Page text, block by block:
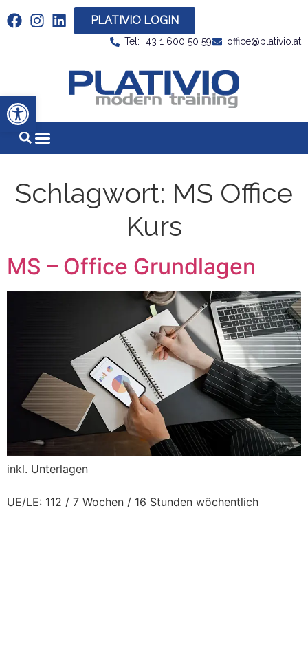
Werkzeugleiste öffnen
Link zu https://www.linkedin.com/company/
PLATIVIO LOGIN
Tel: +43 1 600 50 59 office@plativio.at
Link zu
Schlagwort: MS Office
Kurs
MS – Office Grundlagen
inkl. Unterlagen
UE/LE: 112 / 7 Wochen / 16 Stunden wöchentlich